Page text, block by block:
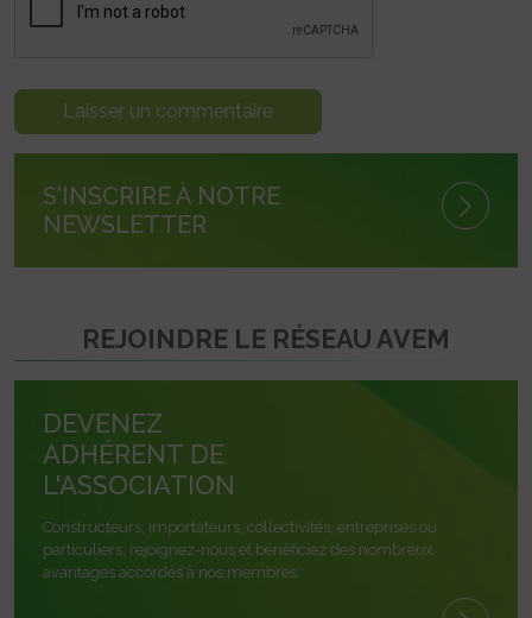
S'INSCRIRE À NOTRE
NEWSLETTER
REJOINDRE LE RÉSEAU AVEM
DEVENEZ
ADHÉRENT DE
L'ASSOCIATION
Constructeurs, importateurs, collectivités, entreprises ou
particuliers, rejoignez-nous et bénéficiez des nombreux
avantages accordés à nos membres.